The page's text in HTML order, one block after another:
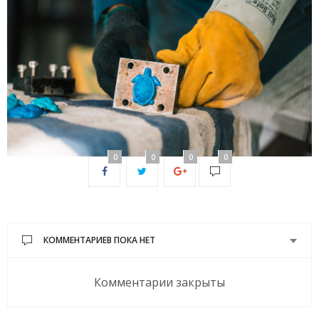
0 0 0 0
КОММЕНТАРИЕВ ПОКА НЕТ
Комментарии закрыты